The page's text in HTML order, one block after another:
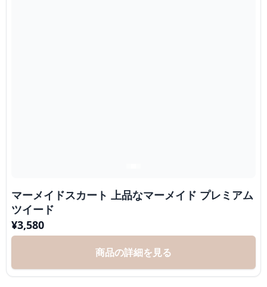
マーメイドスカート 上品なマーメイド プレミアム
ツイード
¥3,580
商品の詳細を見る